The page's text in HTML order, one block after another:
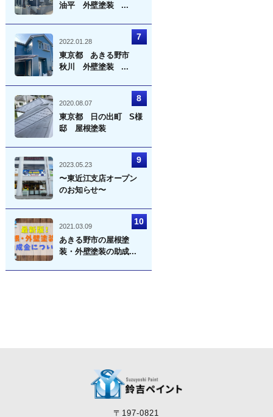
油平 外壁塗装 ...
2022.01.28
東京都 あきる野市
秋川 外壁塗装 ...
2020.08.07
東京都 日の出町 S様
邸 屋根塗装
2023.05.23
〜東近江支店オープン
のお知らせ〜
2021.03.09
あきる野市の屋根塗
装・外壁塗装の助成...
〒197-0821